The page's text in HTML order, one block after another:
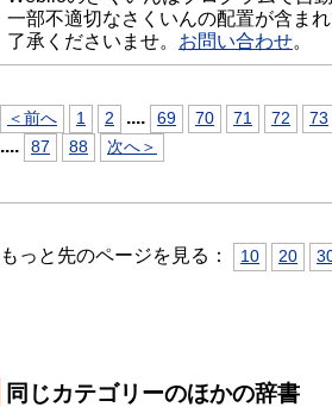
一部不適切なさくいんの配置が含ま
了承くださいませ。 お問い合わせ。
＜前へ 1 2 .... 69 70 71 72 73
.... 87 88 次へ＞
もっと先のページを見る： 10 20
同じカテゴリーのほかの辞書